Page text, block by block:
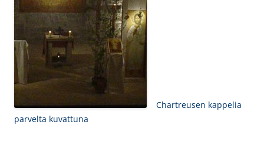
Chartreusen kappelia
parvelta kuvattuna